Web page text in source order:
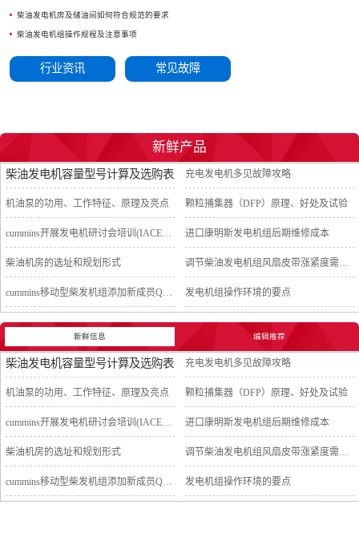
柴油发电机房及储油间如何符合规范的要求
柴油发电机组操作规程及注意事项
行业资讯 常见故障
新鲜产品
柴油发电机容量型号计算及选购表 充电发电机多见故障攻略
机油泵的功用、工作特征、原理及亮点 颗粒捕集器（DFP）原理、好处及试验
cummins开展发电机研讨会培训(IACET)认证工作 进口康明斯发电机组后期维修成本
柴油机房的选址和规划形式 调节柴油发电机组风扇皮带涨紧度需要注意哪些
cummins移动型柴发机组添加新成员QSB5-G11系列 发电机组操作环境的要点
新鲜信息 编辑推荐
柴油发电机容量型号计算及选购表 充电发电机多见故障攻略
机油泵的功用、工作特征、原理及亮点 颗粒捕集器（DFP）原理、好处及试验
cummins开展发电机研讨会培训(IACET)认证工作 进口康明斯发电机组后期维修成本
柴油机房的选址和规划形式 调节柴油发电机组风扇皮带涨紧度需要注意哪些
cummins移动型柴发机组添加新成员QSB5-G11系列 发电机组操作环境的要点